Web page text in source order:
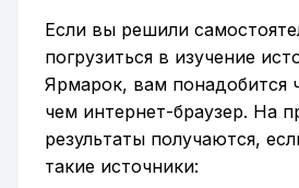
Если вы решили
погрузиться в изучение
Ярмарок, вам понадобится
чем интернет-браузер. На
результаты получаются,
такие источники: